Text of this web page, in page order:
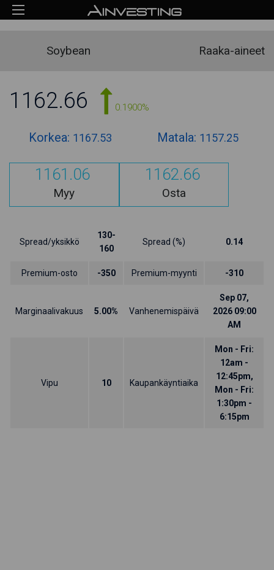
Soybean Raaka-aineet
1162.66 0.1900%
Korkea: 1167.53 Matala: 1157.25
1161.06
Myy
1162.66
Osta
Spread/yksikkö
130-
160
Spread (%) 0.14
Premium-osto -350 Premium-myynti -310
Marginaalivakuus 5.00% Vanhenemispäivä
Sep 07,
2026 09:00
AM
Vipu 10 Kaupankäyntiaika
Mon - Fri:
12am -
12:45pm,
Mon - Fri:
1:30pm -
6:15pm